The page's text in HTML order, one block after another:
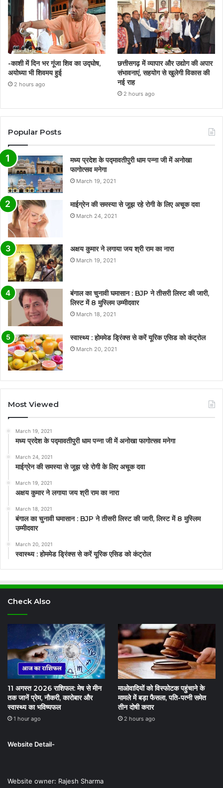
-काशी में दिन भर गूंजा शिव का उद्घोष,
अयोध्या भी शिवमय हुई
2 hours ago
छत्तीसगढ़ में व्यापार और उद्योग की अपार
संभावनाएं, सहयोग से खुलेगी विकास की
नई राह
2 hours ago
Popular Posts
मध्य प्रदेश के पद्मावतीपुरी धाम पन्ना जी में अनोखा
फागोत्सव मनेगा
March 19, 2021
माईग्रेन की समस्या से जूझ रहे रोगी के लिए अचूक दवा
March 24, 2021
अक्षय कुमार ने लगाया जय श्री राम का नारा
March 19, 2021
बंगाल का चुनावी घमासान : BJP ने तीसरी लिस्ट की जारी,
लिस्ट में 8 मुस्लिम उम्मीदवार
March 18, 2021
स्वास्थ्य : होममेड ड्रिंक्स से करें यूरिक एसिड को कंट्रोल
March 20, 2021
Most Viewed
March 19, 2021
मध्य प्रदेश के पद्मावतीपुरी धाम पन्ना जी में अनोखा फागोत्सव मनेगा
March 24, 2021
माईग्रेन की समस्या से जूझ रहे रोगी के लिए अचूक दवा
March 19, 2021
अक्षय कुमार ने लगाया जय श्री राम का नारा
March 18, 2021
बंगाल का चुनावी घमासान : BJP ने तीसरी लिस्ट की जारी, लिस्ट में 8 मुस्लिम
उम्मीदवार
March 20, 2021
स्वास्थ्य : होममेड ड्रिंक्स से करें यूरिक एसिड को कंट्रोल
Check Also
11 अगस्त 2026 राशिफल: मेष से मीन
तक जानें प्रेम, नौकरी, कारोबार और
स्वास्थ्य का भविष्यफल
1 hour ago
माओवादियों को विस्फोटक पहुंचाने के
मामले में बड़ा फैसला, पति-पत्नी समेत
तीन दोषी करार
2 hours ago
Website Detail-
Website owner: Rajesh Sharma